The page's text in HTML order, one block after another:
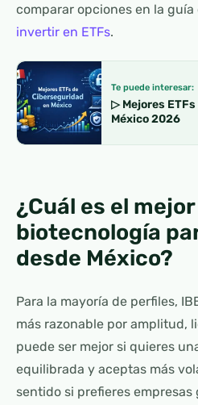
comparar opciones en la guía
invertir en ETFs.
Te puede interesar:
▷ Mejores
México 2026
¿Cuál es el mejor
biotecnología
desde México?
Para la mayoría de perfiles,
más razonable por amplitud,
puede ser mejor si quieres
equilibrada y aceptas más
sentido si prefieres